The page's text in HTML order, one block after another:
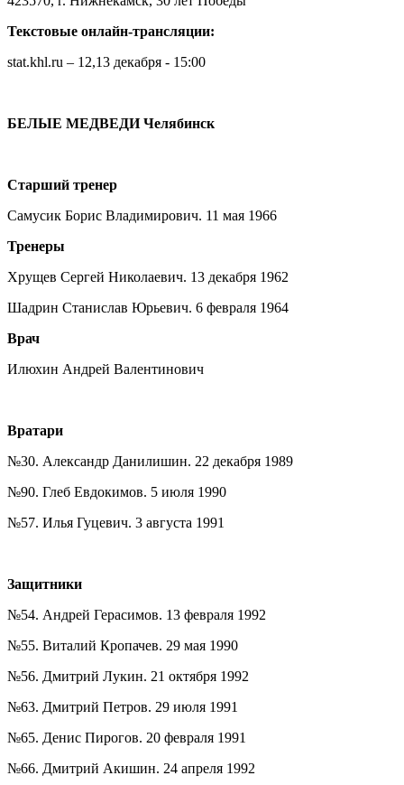
Текстовые онлайн-трансляции:
stat.khl.ru – 12,13 декабря - 15:00
БЕЛЫЕ МЕДВЕДИ Челябинск
Старший тренер
Самусик Борис Владимирович. 11 мая 1966
Тренеры
Хрущев Сергей Николаевич. 13 декабря 1962
Шадрин Станислав Юрьевич. 6 февраля 1964
Врач
Илюхин Андрей Валентинович
Вратари
№30. Александр Данилишин. 22 декабря 1989
№90. Глеб Евдокимов. 5 июля 1990
№57. Илья Гуцевич. 3 августа 1991
Защитники
№54. Андрей Герасимов. 13 февраля 1992
№55. Виталий Кропачев. 29 мая 1990
№56. Дмитрий Лукин. 21 октября 1992
№63. Дмитрий Петров. 29 июля 1991
№65. Денис Пирогов. 20 февраля 1991
№66. Дмитрий Акишин. 24 апреля 1992